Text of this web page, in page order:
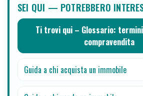
SEI QUI — POTREBBERO
Ti trovi qui – Glossario:
compravendita
Guida a chi acquista un immobile